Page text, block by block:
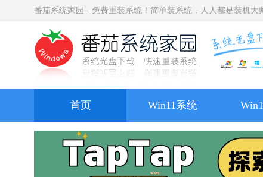
番茄系统家园 - 免费重装系统！简单装系统，人人都是装机大
首页 Win11系统